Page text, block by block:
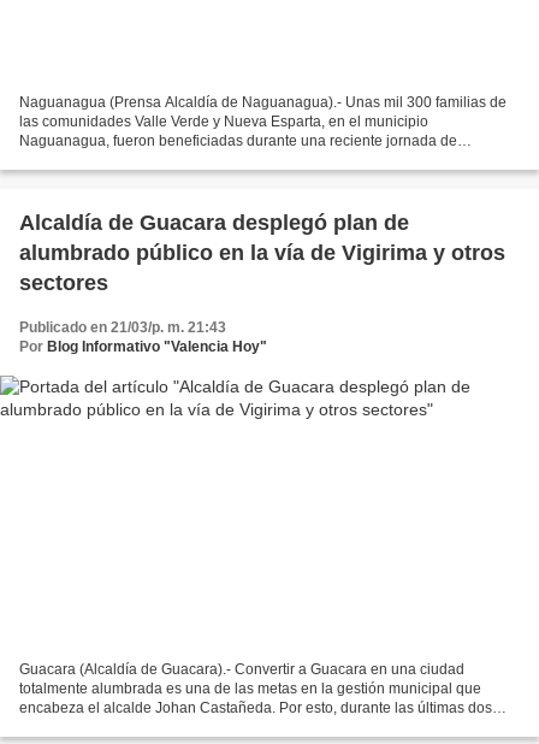
Naguanagua (Prensa Alcaldía de Naguanagua).- Unas mil 300 familias de
las comunidades Valle Verde y Nueva Esparta, en el municipio
Naguanagua, fueron beneficiadas durante una reciente jornada de
Alcaldía de Guacara desplegó plan de
alumbrado público en la vía de Vigirima y otros
sectores
Publicado en 21/03/p. m. 21:43
Por Blog Informativo "Valencia Hoy"
Guacara (Alcaldía de Guacara).- Convertir a Guacara en una ciudad
totalmente alumbrada es una de las metas en la gestión municipal que
encabeza el alcalde Johan Castañeda. Por esto, durante las últimas dos